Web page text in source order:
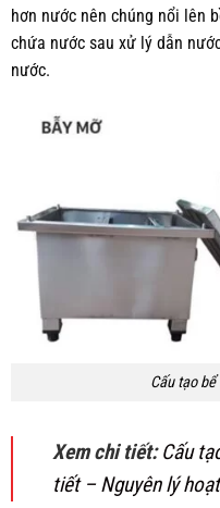
hơn nước nên chúng nổi lên
chứa nước sau xử lý dẫn
nước.
Cấu tạo
Xem chi tiết:Cấu
tiết – Nguyên lý